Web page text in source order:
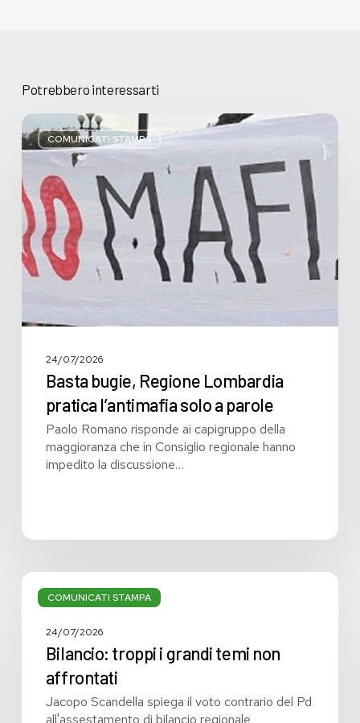
Potrebbero interessarti
COMUNICATI STAMPA
Basta
bugie,
Regione
Lombardia
pratica
l’antimafia
solo
a
parole
24/07/2026
Basta bugie, Regione Lombardia
pratica l’antimafia solo a parole
Paolo Romano risponde ai capigruppo della
maggioranza che in Consiglio regionale hanno
impedito la discussione…
COMUNICATI STAMPA
Bilancio:
troppi
grandi
affrontati
24/07/2026
Bilancio: troppi i grandi temi non
affrontati
Jacopo Scandella spiega il voto contrario del Pd
all'assestamento di bilancio regionale